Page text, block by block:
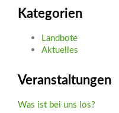
Kategorien
Landbote
Aktuelles
Veranstaltungen
Was ist bei uns los?